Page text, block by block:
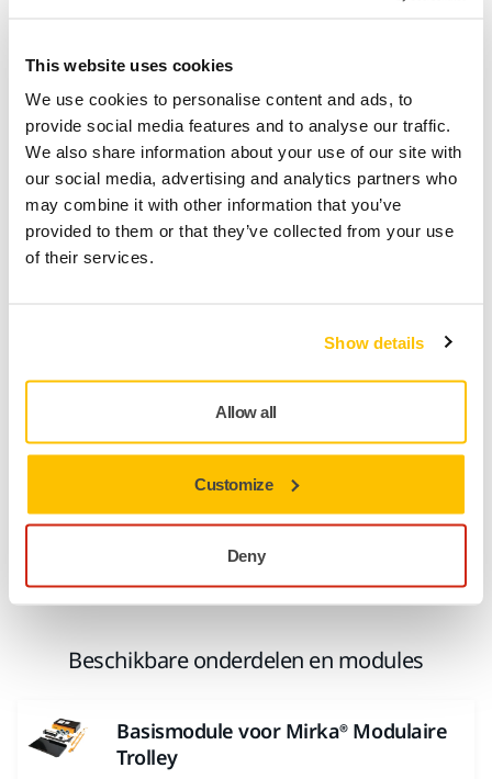
This website uses cookies
We use cookies to personalise content and ads, to
provide social media features and to analyse our traffic.
We also share information about your use of our site with
our social media, advertising and analytics partners who
may combine it with other information that you’ve
provided to them or that they’ve collected from your use
of their services.
Show details
Allow all
Customize
Deny
Mirka® Modulaire Trolley Standaard
+
Een aanpasbare modulaire trolley, met
elektrische en pneumatische aansluitingen.
Ontworpen om de workflow van het...
Mirka® Modulaire Trolley Premium
Mirka® Modulaire Trolley Premium +
Een aanpasbare premium modulaire trolley,
met elektrische en pneumatische
Beschikbare onderdelen en modules
Basismodule voor Mirka® Modulaire
Trolley